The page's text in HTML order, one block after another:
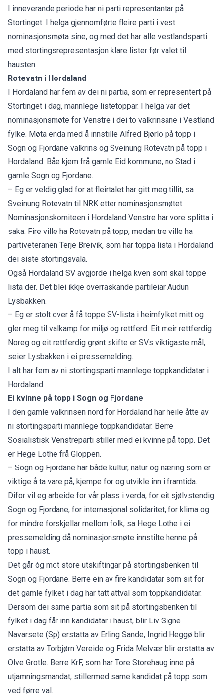
I inneverande periode har ni parti representantar på
Stortinget. I helga gjennomførte fleire parti i vest
nominasjonsmøta sine, og med det har alle vestlandsparti
med stortingsrepresentasjon klare lister før valet til
hausten.
Rotevatn i Hordaland
I Hordaland har fem av dei ni partia, som er representert på
Stortinget i dag, mannlege listetoppar. I helga var det
nominasjonsmøte for Venstre i dei to valkrinsane i Vestland
fylke. Møta enda med å innstille Alfred Bjørlo på topp i
Sogn og Fjordane valkrins og Sveinung Rotevatn på topp i
Hordaland. Båe kjem frå gamle Eid kommune, no Stad i
gamle Sogn og Fjordane.
– Eg er veldig glad for at fleirtalet har gitt meg tillit, sa
Sveinung Rotevatn til NRK etter nominasjonsmøtet.
Nominasjonskomiteen i Hordaland Venstre har vore splitta i
saka. Fire ville ha Rotevatn på topp, medan tre ville ha
partiveteranen Terje Breivik, som har toppa lista i Hordaland
dei siste stortingsvala.
Også Hordaland SV avgjorde i helga kven som skal toppe
lista der. Det blei ikkje overraskande partileiar Audun
Lysbakken.
– Eg er stolt over å få toppe SV-lista i heimfylket mitt og
gler meg til valkamp for miljø og rettferd. Eit meir rettferdig
Noreg og eit rettferdig grønt skifte er SVs viktigaste mål,
seier Lysbakken i ei pressemelding.
I alt har fem av ni stortingsparti mannlege toppkandidatar i
Hordaland.
Ei kvinne på topp i Sogn og Fjordane
I den gamle valkrinsen nord for Hordaland har heile åtte av
ni stortingsparti mannlege toppkandidatar. Berre
Sosialistisk Venstreparti stiller med ei kvinne på topp. Det
er Hege Lothe frå Gloppen.
– Sogn og Fjordane har både kultur, natur og næring som er
viktige å ta vare på, kjempe for og utvikle inn i framtida.
Difor vil eg arbeide for vår plass i verda, for eit sjølvstendig
Sogn og Fjordane, for internasjonal solidaritet, for klima og
for mindre forskjellar mellom folk, sa Hege Lothe i ei
pressemelding då nominasjonsmøte innstilte henne på
topp i haust.
Det går òg mot store utskiftingar på stortingsbenken til
Sogn og Fjordane. Berre ein av fire kandidatar som sit for
det gamle fylket i dag har tatt attval som toppkandidatar.
Dersom dei same partia som sit på stortingsbenken til
fylket i dag får inn kandidatar i haust, blir Liv Signe
Navarsete (Sp) erstatta av Erling Sande, Ingrid Heggø blir
erstatta av Torbjørn Vereide og Frida Melvær blir erstatta av
Olve Grotle. Berre KrF, som har Tore Storehaug inne på
utjamningsmandat, stillermed same kandidat på topp som
ved førre val.